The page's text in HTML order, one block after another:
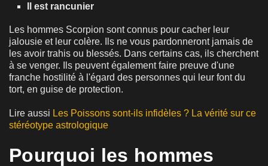
Il est rancunier
Les hommes Scorpion sont connus pour cacher leur
jalousie et leur colère. Ils ne vous pardonneront jamais de
les avoir trahis ou blessés. Dans certains cas, ils cherchent
à se venger. Ils peuvent également faire preuve d'une
franche hostilité à l'égard des personnes qui leur font du
tort, en guise de protection.
Lire aussi Les Poissons sont-ils infidèles ? La vérité sur ce
stéréotype astrologique
Pourquoi les hommes